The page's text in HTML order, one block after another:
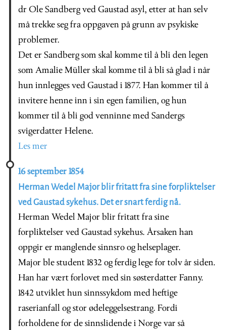
dr Ole Sandberg ved Gaustad asyl, etter at han selv
må trekke seg fra oppgaven på grunn av psykiske
problemer.
Det er Sandberg som skal komme til å bli den legen
som Amalie Müller skal komme til å bli så glad i når
hun innlegges ved Gaustad i 1877. Han kommer til å
invitere henne inn i sin egen familien, og hun
kommer til å bli god venninne med Sandergs
svigerdatter Helene.
Les mer
16 september 1854
Herman Wedel Major blir fritatt fra sine forpliktelser
ved Gaustad sykehus. Det er snart ferdig nå.
Herman Wedel Major blir fritatt fra sine
forpliktelser ved Gaustad sykehus. Årsaken han
oppgir er manglende sinnsro og helseplager.
Major ble student 1832 og ferdig lege for tolv år siden.
Han har vært forlovet med sin søsterdatter Fanny.
1842 utviklet hun sinnssykdom med heftige
raserianfall og stor ødeleggelsestrang. Fordi
forholdene for de sinnslidende i Norge var så